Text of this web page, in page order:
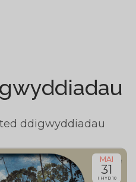
ddigwyddiadau
MAI
31
I HYD 10